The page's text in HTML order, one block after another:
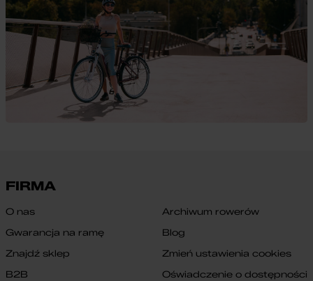
FIRMA
O nas
Gwarancja na ramę
Znajdź sklep
B2B
Archiwum rowerów
Blog
Zmień ustawienia cookies
Oświadczenie o dostępności